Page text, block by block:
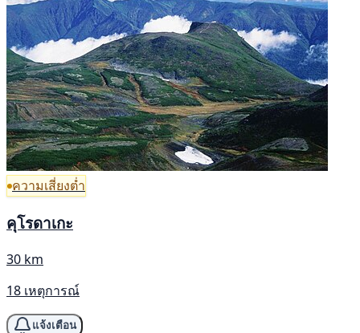
ความเสี่ยงต่ำ
คุโรดาเกะ
30 km
18 เหตุการณ์
แจ้งเตือน